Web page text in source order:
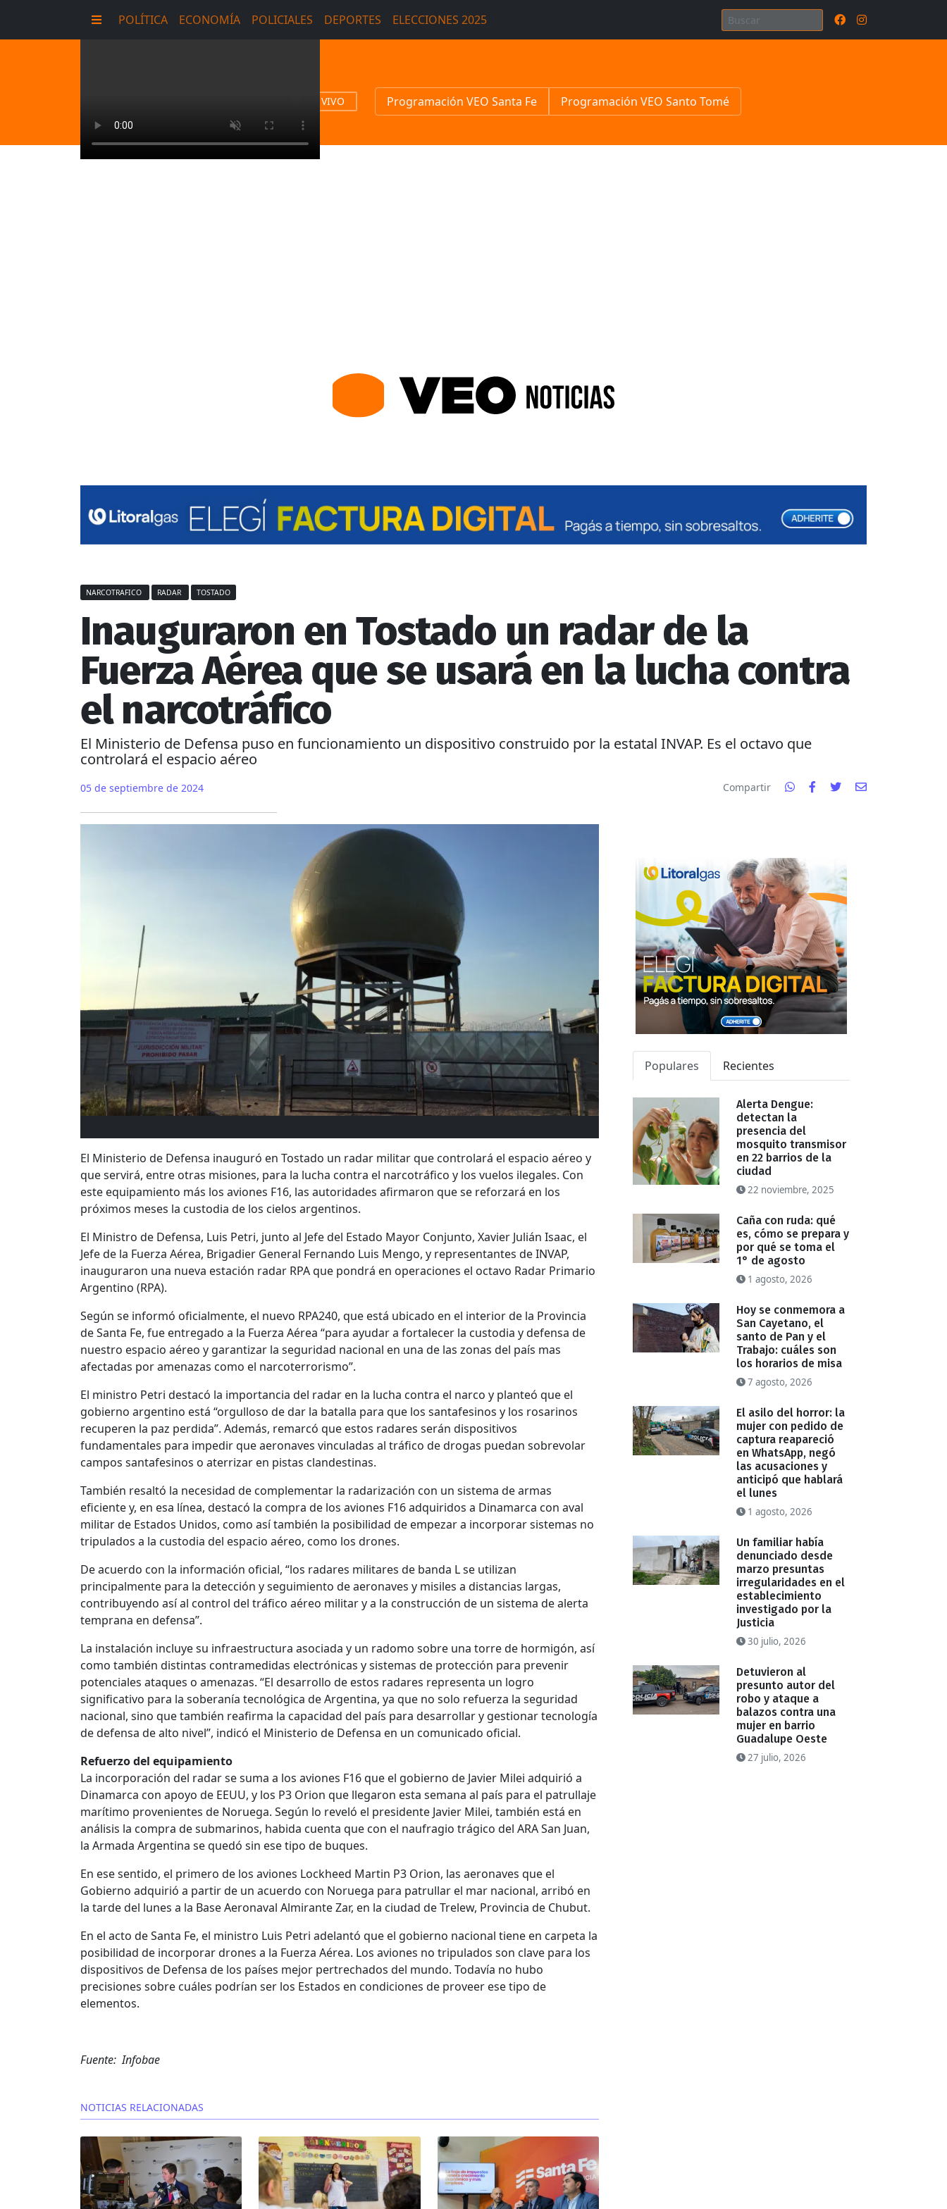
POLÍTICA ECONOMÍA POLICIALES DEPORTES ELECCIONES 2025
EN VIVO Programación VEO Santa Fe Programación VEO Santo Tomé
NARCOTRAFICO RADAR TOSTADO
Inauguraron en Tostado un radar de la
Fuerza Aérea que se usará en la lucha contra
el narcotráfico
El Ministerio de Defensa puso en funcionamiento un dispositivo construido por la estatal INVAP. Es el octavo que
controlará el espacio aéreo
05 de septiembre de 2024 Compartir
El Ministerio de Defensa inauguró en Tostado un radar militar que controlará el espacio aéreo y
que servirá, entre otras misiones, para la lucha contra el narcotráfico y los vuelos ilegales. Con
este equipamiento más los aviones F16, las autoridades afirmaron que se reforzará en los
próximos meses la custodia de los cielos argentinos.
El Ministro de Defensa, Luis Petri, junto al Jefe del Estado Mayor Conjunto, Xavier Julián Isaac, el
Jefe de la Fuerza Aérea, Brigadier General Fernando Luis Mengo, y representantes de INVAP,
inauguraron una nueva estación radar RPA que pondrá en operaciones el octavo Radar Primario
Argentino (RPA).
Según se informó oficialmente, el nuevo RPA240, que está ubicado en el interior de la Provincia
de Santa Fe, fue entregado a la Fuerza Aérea “para ayudar a fortalecer la custodia y defensa de
nuestro espacio aéreo y garantizar la seguridad nacional en una de las zonas del país mas
afectadas por amenazas como el narcoterrorismo”.
El ministro Petri destacó la importancia del radar en la lucha contra el narco y planteó que el
gobierno argentino está “orgulloso de dar la batalla para que los santafesinos y los rosarinos
recuperen la paz perdida”. Además, remarcó que estos radares serán dispositivos
fundamentales para impedir que aeronaves vinculadas al tráfico de drogas puedan sobrevolar
campos santafesinos o aterrizar en pistas clandestinas.
También resaltó la necesidad de complementar la radarización con un sistema de armas
eficiente y, en esa línea, destacó la compra de los aviones F16 adquiridos a Dinamarca con aval
militar de Estados Unidos, como así también la posibilidad de empezar a incorporar sistemas no
tripulados a la custodia del espacio aéreo, como los drones.
De acuerdo con la información oficial, “los radares militares de banda L se utilizan
principalmente para la detección y seguimiento de aeronaves y misiles a distancias largas,
contribuyendo así al control del tráfico aéreo militar y a la construcción de un sistema de alerta
temprana en defensa”.
La instalación incluye su infraestructura asociada y un radomo sobre una torre de hormigón, así
como también distintas contramedidas electrónicas y sistemas de protección para prevenir
potenciales ataques o amenazas. “El desarrollo de estos radares representa un logro
significativo para la soberanía tecnológica de Argentina, ya que no solo refuerza la seguridad
nacional, sino que también reafirma la capacidad del país para desarrollar y gestionar tecnología
de defensa de alto nivel”, indicó el Ministerio de Defensa en un comunicado oficial.
Refuerzo del equipamiento
La incorporación del radar se suma a los aviones F16 que el gobierno de Javier Milei adquirió a
Dinamarca con apoyo de EEUU, y los P3 Orion que llegaron esta semana al país para el patrullaje
marítimo provenientes de Noruega. Según lo reveló el presidente Javier Milei, también está en
análisis la compra de submarinos, habida cuenta que con el naufragio trágico del ARA San Juan,
la Armada Argentina se quedó sin ese tipo de buques.
En ese sentido, el primero de los aviones Lockheed Martin P3 Orion, las aeronaves que el
Gobierno adquirió a partir de un acuerdo con Noruega para patrullar el mar nacional, arribó en
la tarde del lunes a la Base Aeronaval Almirante Zar, en la ciudad de Trelew, Provincia de Chubut.
En el acto de Santa Fe, el ministro Luis Petri adelantó que el gobierno nacional tiene en carpeta la
posibilidad de incorporar drones a la Fuerza Aérea. Los aviones no tripulados son clave para los
dispositivos de Defensa de los países mejor pertrechados del mundo. Todavía no hubo
precisiones sobre cuáles podrían ser los Estados en condiciones de proveer ese tipo de
elementos.
Fuente: Infobae
NOTICIAS RELACIONADAS
Populares Recientes
Alerta Dengue:
detectan la
presencia del
mosquito transmisor
en 22 barrios de la
ciudad
22 noviembre, 2025
Caña con ruda: qué
es, cómo se prepara y
por qué se toma el
1° de agosto
1 agosto, 2026
Hoy se conmemora a
San Cayetano, el
santo de Pan y el
Trabajo: cuáles son
los horarios de misa
7 agosto, 2026
El asilo del horror: la
mujer con pedido de
captura reapareció
en WhatsApp, negó
las acusaciones y
anticipó que hablará
el lunes
1 agosto, 2026
Un familiar había
denunciado desde
marzo presuntas
irregularidades en el
establecimiento
investigado por la
Justicia
30 julio, 2026
Detuvieron al
presunto autor del
robo y ataque a
balazos contra una
mujer en barrio
Guadalupe Oeste
27 julio, 2026